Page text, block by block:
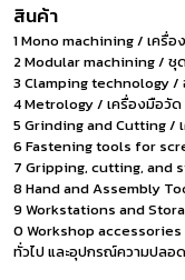
สินค้า
1 Mono machining / เครื่อ
2 Modular machining / ชุ
3 Clamping technology
4 Metrology / เครื่องมือวัด
5 Grinding and Cutting /
6 Fastening tools for
7 Gripping, cutting, and
8 Hand and Assembly
9 Workstations and
0 Workshop
ทั่วไป และอุปกรณ์ความปลอ